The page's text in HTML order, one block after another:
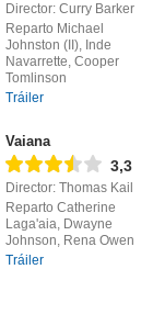
Director: Curry Barker
Reparto Michael
Johnston (II), Inde
Navarrette, Cooper
Tomlinson
Tráiler
Vaiana
3,3
Director: Thomas Kail
Reparto Catherine
Laga'aia, Dwayne
Johnson, Rena Owen
Tráiler